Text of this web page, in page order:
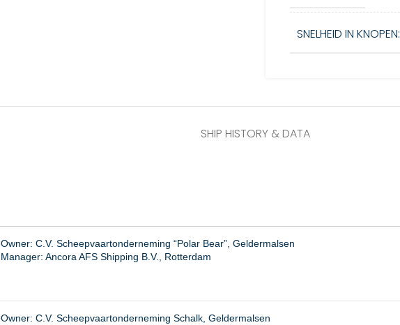
SNELHEID IN KNOPEN:
SHIP HISTORY & DATA
Owner: C.V. Scheepvaartonderneming “Polar Bear”, Geldermalsen
Manager: Ancora AFS Shipping B.V., Rotterdam
Owner: C.V. Scheepvaartonderneming Schalk, Geldermalsen